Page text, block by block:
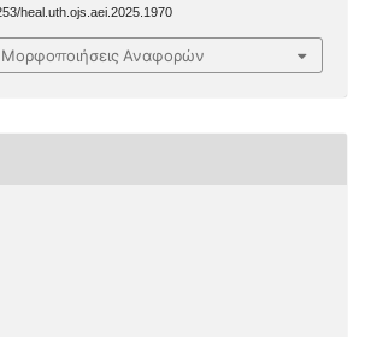
heal.uth.ojs.aei.2025.1970
Μορφοποιήσεις Αναφορών